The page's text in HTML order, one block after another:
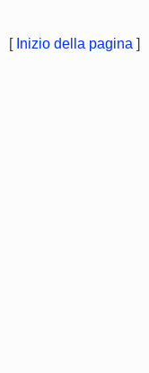
[ Inizio della pagina ]